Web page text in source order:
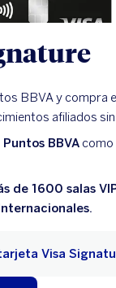
BBVA y compra
afiliados
BBVA como
de 1600 salas
Visa